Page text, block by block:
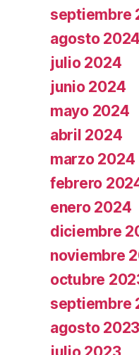
septiembre
agosto 2024
julio 2024
junio 2024
mayo 2024
abril 2024
marzo 2024
febrero
enero 2024
diciembre
noviembre
octubre
septiembre
agosto 2023